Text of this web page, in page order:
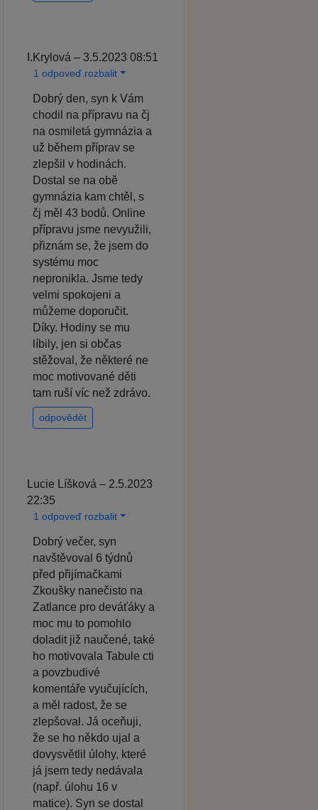
I.Krylová – 3.5.2023 08:51
1 odpoveď rozbalit
Dobrý den, syn k Vám
chodil na přípravu na čj
na osmiletá gymnázia a
už během příprav se
zlepšil v hodinách.
Dostal se na obě
gymnázia kam chtěl, s
čj měl 43 bodů. Online
přípravu jsme nevyužili,
přiznám se, že jsem do
systému moc
nepronikla. Jsme tedy
velmi spokojeni a
můžeme doporučit.
Díky. Hodiny se mu
líbily, jen si občas
stěžoval, že některé ne
moc motivované děti
tam ruší víc než zdrávo.
odpovědět
Lucie Líšková – 2.5.2023
22:35
1 odpoveď rozbalit
Dobrý večer, syn
navštěvoval 6 týdnů
před přijímačkami
Zkoušky nanečisto na
Zatlance pro deváťáky a
moc mu to pomohlo
doladit již naučené, také
ho motivovala Tabule cti
a povzbudivé
komentáře vyučujících,
a měl radost, že se
zlepšoval. Já oceňuji,
že se ho někdo ujal a
dovysvětlil úlohy, které
já jsem tedy nedávala
(např. úlohu 16 v
matice). Syn se dostal